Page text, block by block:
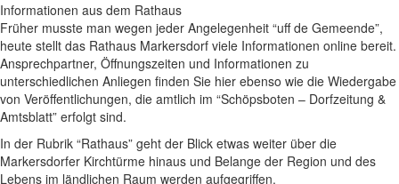
Informationen aus dem Rathaus
Früher musste man wegen jeder Angelegenheit “uff de Gemeende”,
heute stellt das Rathaus Markersdorf viele Informationen online bereit.
Ansprechpartner, Öffnungszeiten und Informationen zu
unterschiedlichen Anliegen finden Sie hier ebenso wie die Wiedergabe
von Veröffentlichungen, die amtlich im “Schöpsboten – Dorfzeitung &
Amtsblatt” erfolgt sind.
In der Rubrik “Rathaus” geht der Blick etwas weiter über die
Markersdorfer Kirchtürme hinaus und Belange der Region und des
Lebens im ländlichen Raum werden aufgegriffen.